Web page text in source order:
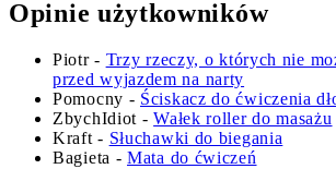
Opinie użytkowników
Piotr- Trzy rzeczy, o których nie
przed wyjazdem na narty
Pomocny - Ściskacz do ćwiczenia
ZbychIdiot -Wałek roller do masażu
Kraft - Słuchawki do biegania
Bagieta -Mata do ćwiczeń